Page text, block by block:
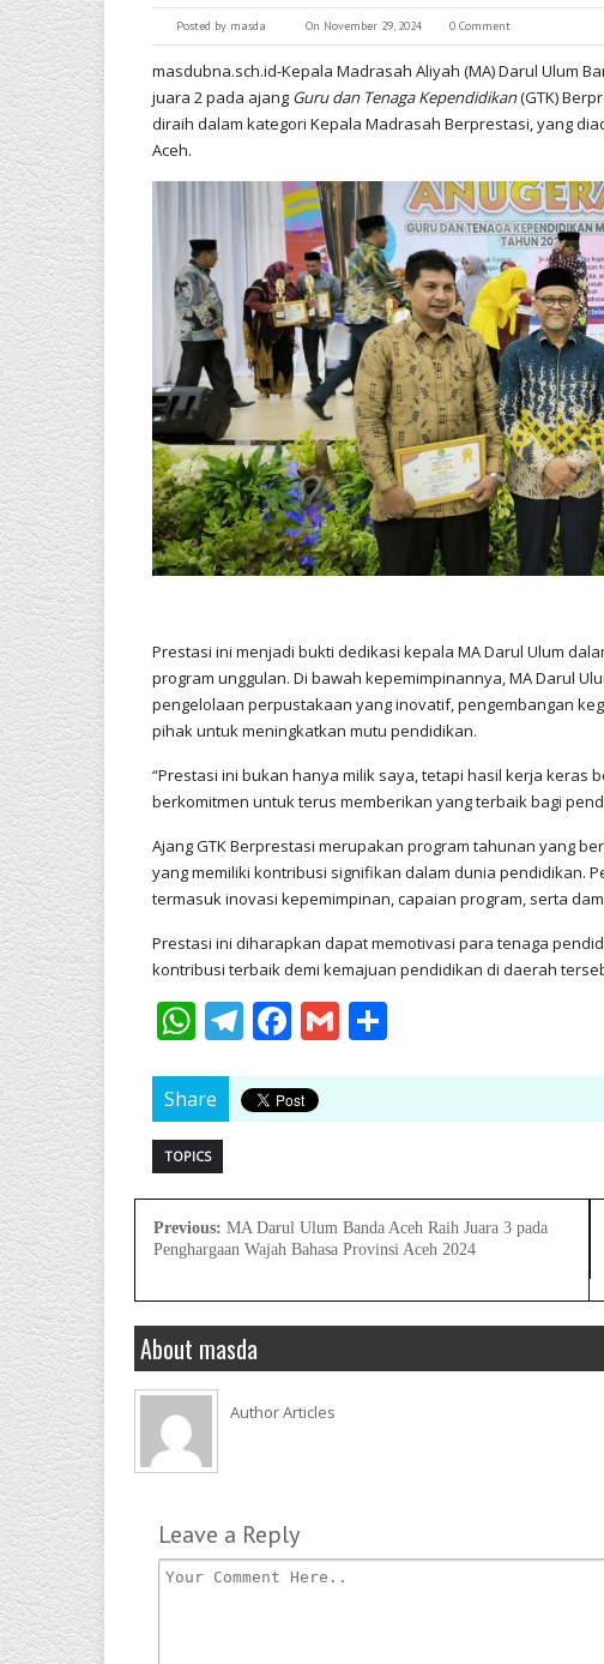
Posted by masda On November 29, 2024 0 Comment
masdubna.sch.id-Kepala Madrasah Aliyah (MA) Darul Ulum
juara 2 pada ajang Guru dan Tenaga Kependidikan(GTK)
diraih dalam kategori Kepala Madrasah Berprestasi, yang
Aceh.
Prestasi ini menjadi bukti dedikasi kepala MA Darul Ulum
program unggulan. Di bawah kepemimpinannya, MA Darul
pengelolaan perpustakaan yang inovatif, pengembangan
pihak untuk meningkatkan mutu pendidikan.
“Prestasi ini bukan hanya milik saya, tetapi hasil kerja keras
berkomitmen untuk terus memberikan yang terbaik bagi
Ajang GTK Berprestasi merupakan program tahunan yang
yang memiliki kontribusi signifikan dalam dunia pendidikan.
termasuk inovasi kepemimpinan, capaian program, serta
Prestasi ini diharapkan dapat memotivasi para tenaga
kontribusi terbaik demi kemajuan pendidikan di daerah
WhatsApp
Telegram
Facebook
Gmail
Share
TOPICS
Previous: MA Darul Ulum Banda Aceh Raih Juara 3 pada
Penghargaan Wajah Bahasa Provinsi Aceh 2024
About masda
Author Articles
Leave a Reply